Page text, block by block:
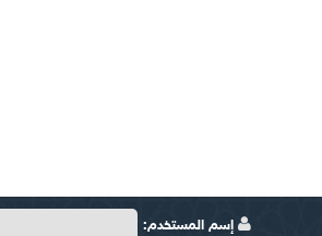
إسم المستخدم: